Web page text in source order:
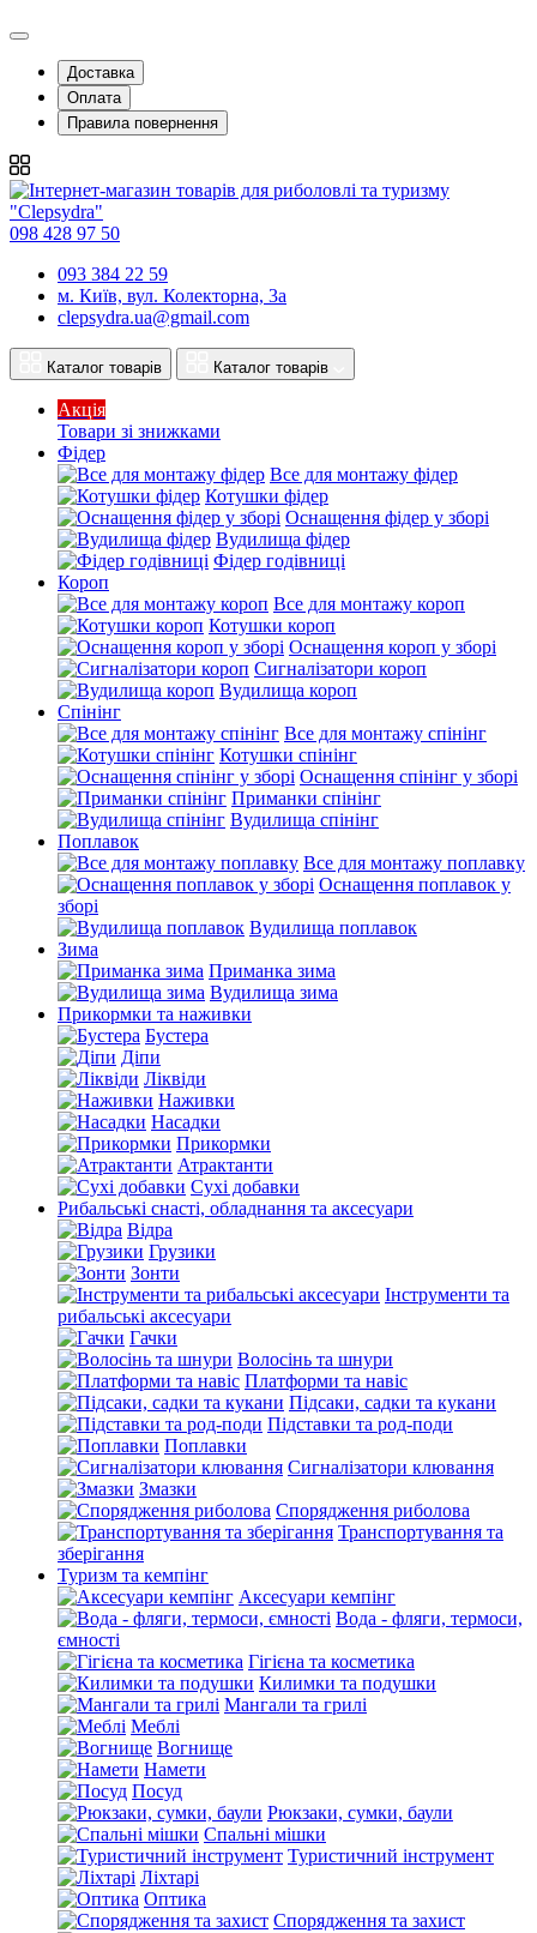
Доставка
Оплата
Правила повернення
098 428 97 50
093 384 22 59
м. Київ, вул. Колекторна, 3а
clepsydra.ua@gmail.com
Каталог товарів Каталог товарів
Акція
Товари зі знижками
Фідер
Все для монтажу фідер
Котушки фідер
Оснащення фідер у зборі
Вудилища фідер
Фідер годівниці
Короп
Все для монтажу короп
Котушки короп
Оснащення короп у зборі
Сигналізатори короп
Вудилища короп
Спінінг
Все для монтажу спінінг
Котушки спінінг
Оснащення спінінг у зборі
Приманки спінінг
Вудилища спінінг
Поплавок
Все для монтажу поплавку
Оснащення поплавок у
зборі
Вудилища поплавок
Зима
Приманка зима
Вудилища зима
Прикормки та наживки
Бустера
Діпи
Ліквіди
Наживки
Насадки
Прикормки
Атрактанти
Сухі добавки
Рибальські снасті, обладнання та аксесуари
Відра
Грузики
Зонти
Інструменти та
рибальські аксесуари
Гачки
Волосінь та шнури
Платформи та навіс
Підсаки, садки та кукани
Підставки та род-поди
Поплавки
Сигналізатори клювання
Змазки
Спорядження риболова
Транспортування та
зберігання
Туризм та кемпінг
Аксесуари кемпінг
Вода - фляги, термоси,
ємності
Гігієна та косметика
Килимки та подушки
Мангали та грилі
Меблі
Вогнище
Намети
Посуд
Рюкзаки, сумки, баули
Спальні мішки
Туристичний інструмент
Ліхтарі
Оптика
Спорядження та захист